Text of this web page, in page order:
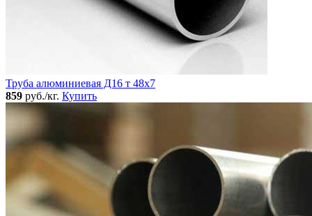
Труба алюминиевая Д16 т 48х7
859 руб./кг. Купить